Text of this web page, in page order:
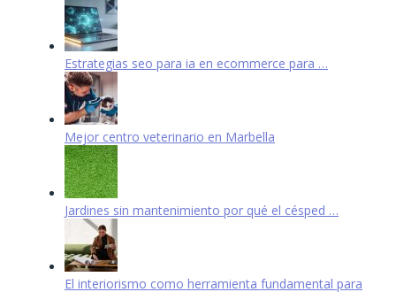
Estrategias seo para ia en ecommerce para …
Mejor centro veterinario en Marbella
Jardines sin mantenimiento por qué el césped …
El interiorismo como herramienta fundamental para